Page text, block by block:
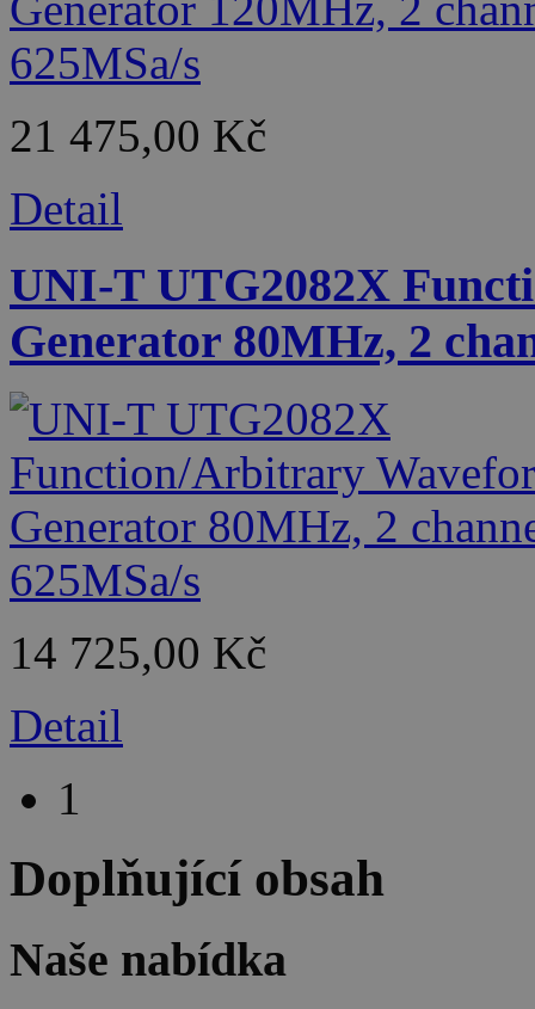
21 475,00 Kč
Detail
UNI-T UTG2082X
Generator 80MHz, 2
14 725,00 Kč
Detail
1
Doplňující obsah
Naše nabídka